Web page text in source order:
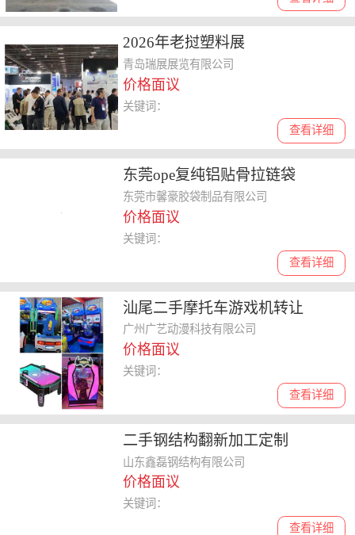
2026年老挝塑料展
青岛瑞展展览有限公司
价格面议
查看详细
关键词：
东莞ope复纯铝贴骨拉链袋
东莞市馨豪胶袋制品有限公司
价格面议
查看详细
关键词：
汕尾二手摩托车游戏机转让
广州广艺动漫科技有限公司
价格面议
查看详细
关键词：
二手钢结构翻新加工定制
山东鑫磊钢结构有限公司
价格面议
查看详细
关键词：